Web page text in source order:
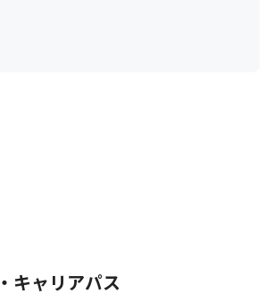
でフォローします！ 上長と個別の飲ミ
ルカムです！
（今期、更に魅力的に…なりました）
あり（どんどん活用しちゃってくださ
キャリアパス